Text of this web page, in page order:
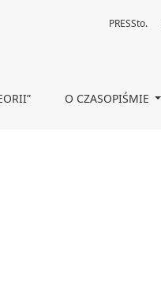
O CZASOPIŚMIE
PRESSto.